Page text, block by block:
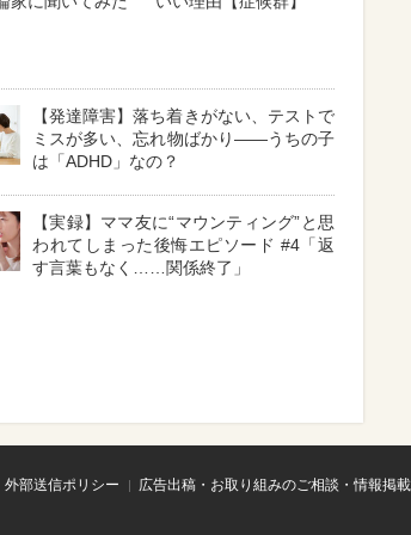
【発達障害】落ち着きがない、テストで
ミスが多い、忘れ物ばかり――うちの子
は「ADHD」なの？
【実録】ママ友に“マウンティング”と思
われてしまった後悔エピソード #4「返
す言葉もなく……関係終了」
外部送信ポリシー
広告出稿・お取り組みのご相談・情報掲